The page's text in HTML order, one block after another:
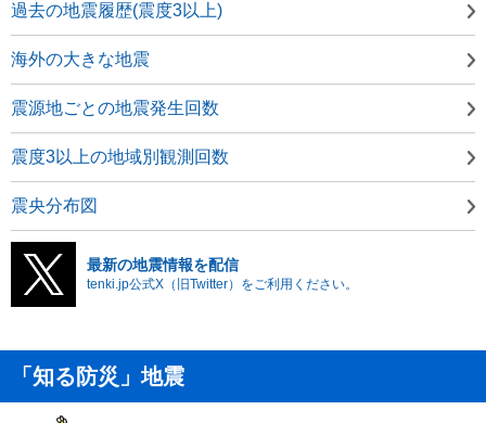
過去の地震履歴(震度3以上)
海外の大きな地震
震源地ごとの地震発生回数
震度3以上の地域別観測回数
震央分布図
最新の地震情報を配信
tenki.jp公式X（旧Twitter）をご利用ください。
「知る防災」地震